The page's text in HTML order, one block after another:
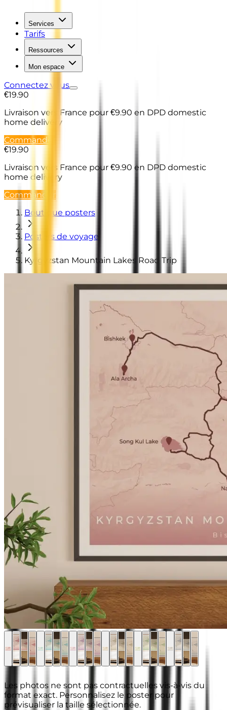
Services
Tarifs
Ressources
Mon espace
Connectez vous
€19.90
Livraison vers France pour €9.90 en DPD domestic
home delivery
Commander
€19.90
Livraison vers France pour €9.90 en DPD domestic
home delivery
Commander
Boutique posters
Posters de voyage
Kyrgyzstan Mountain Lakes Road Trip
Les photos ne sont pas contractuelles vis-à-vis du
format exact. Personnalisez le poster pour
prévisualiser la taille sélectionnée.